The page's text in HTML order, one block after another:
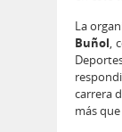
La
Buñol,
carrera
más